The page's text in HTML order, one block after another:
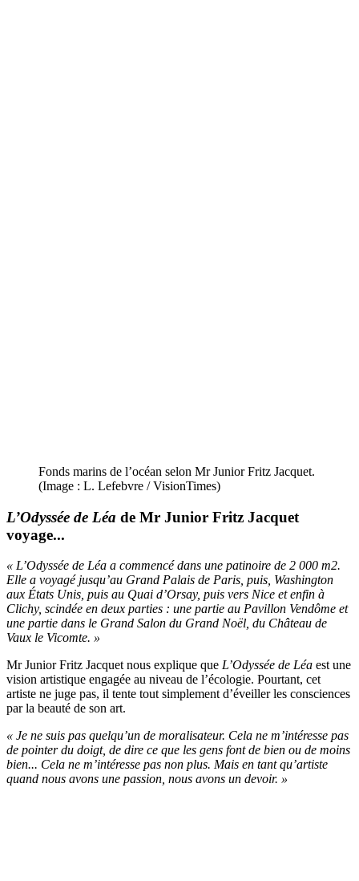
Fonds marins de l’océan selon Mr Junior Fritz Jacquet.
(Image : L. Lefebvre / VisionTimes)
L’Odyssée de Léa de Mr Junior Fritz Jacquet
voyage...
« L’Odyssée de Léa a commencé dans une patinoire de 2 000 m2.
Elle a voyagé jusqu’au Grand Palais de Paris, puis, Washington
aux États Unis, puis au Quai d’Orsay, puis vers Nice et enfin à
Clichy, scindée en deux parties : une partie au Pavillon Vendôme et
une partie dans le Grand Salon du Grand Noël, du Château de
Vaux le Vicomte. »
Mr Junior Fritz Jacquet nous explique que L’Odyssée de Léa est une
vision artistique engagée au niveau de l’écologie. Pourtant, cet
artiste ne juge pas, il tente tout simplement d’éveiller les consciences
par la beauté de son art.
« Je ne suis pas quelqu’un de moralisateur. Cela ne m’intéresse pas
de pointer du doigt, de dire ce que les gens font de bien ou de moins
bien... Cela ne m’intéresse pas non plus. Mais en tant qu’artiste
quand nous avons une passion, nous avons un devoir. »